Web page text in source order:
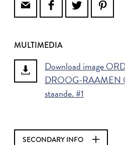
MULTIMEDIA
Download image
DROOG-RAAMEN
staande. #1
SECONDARY INFO